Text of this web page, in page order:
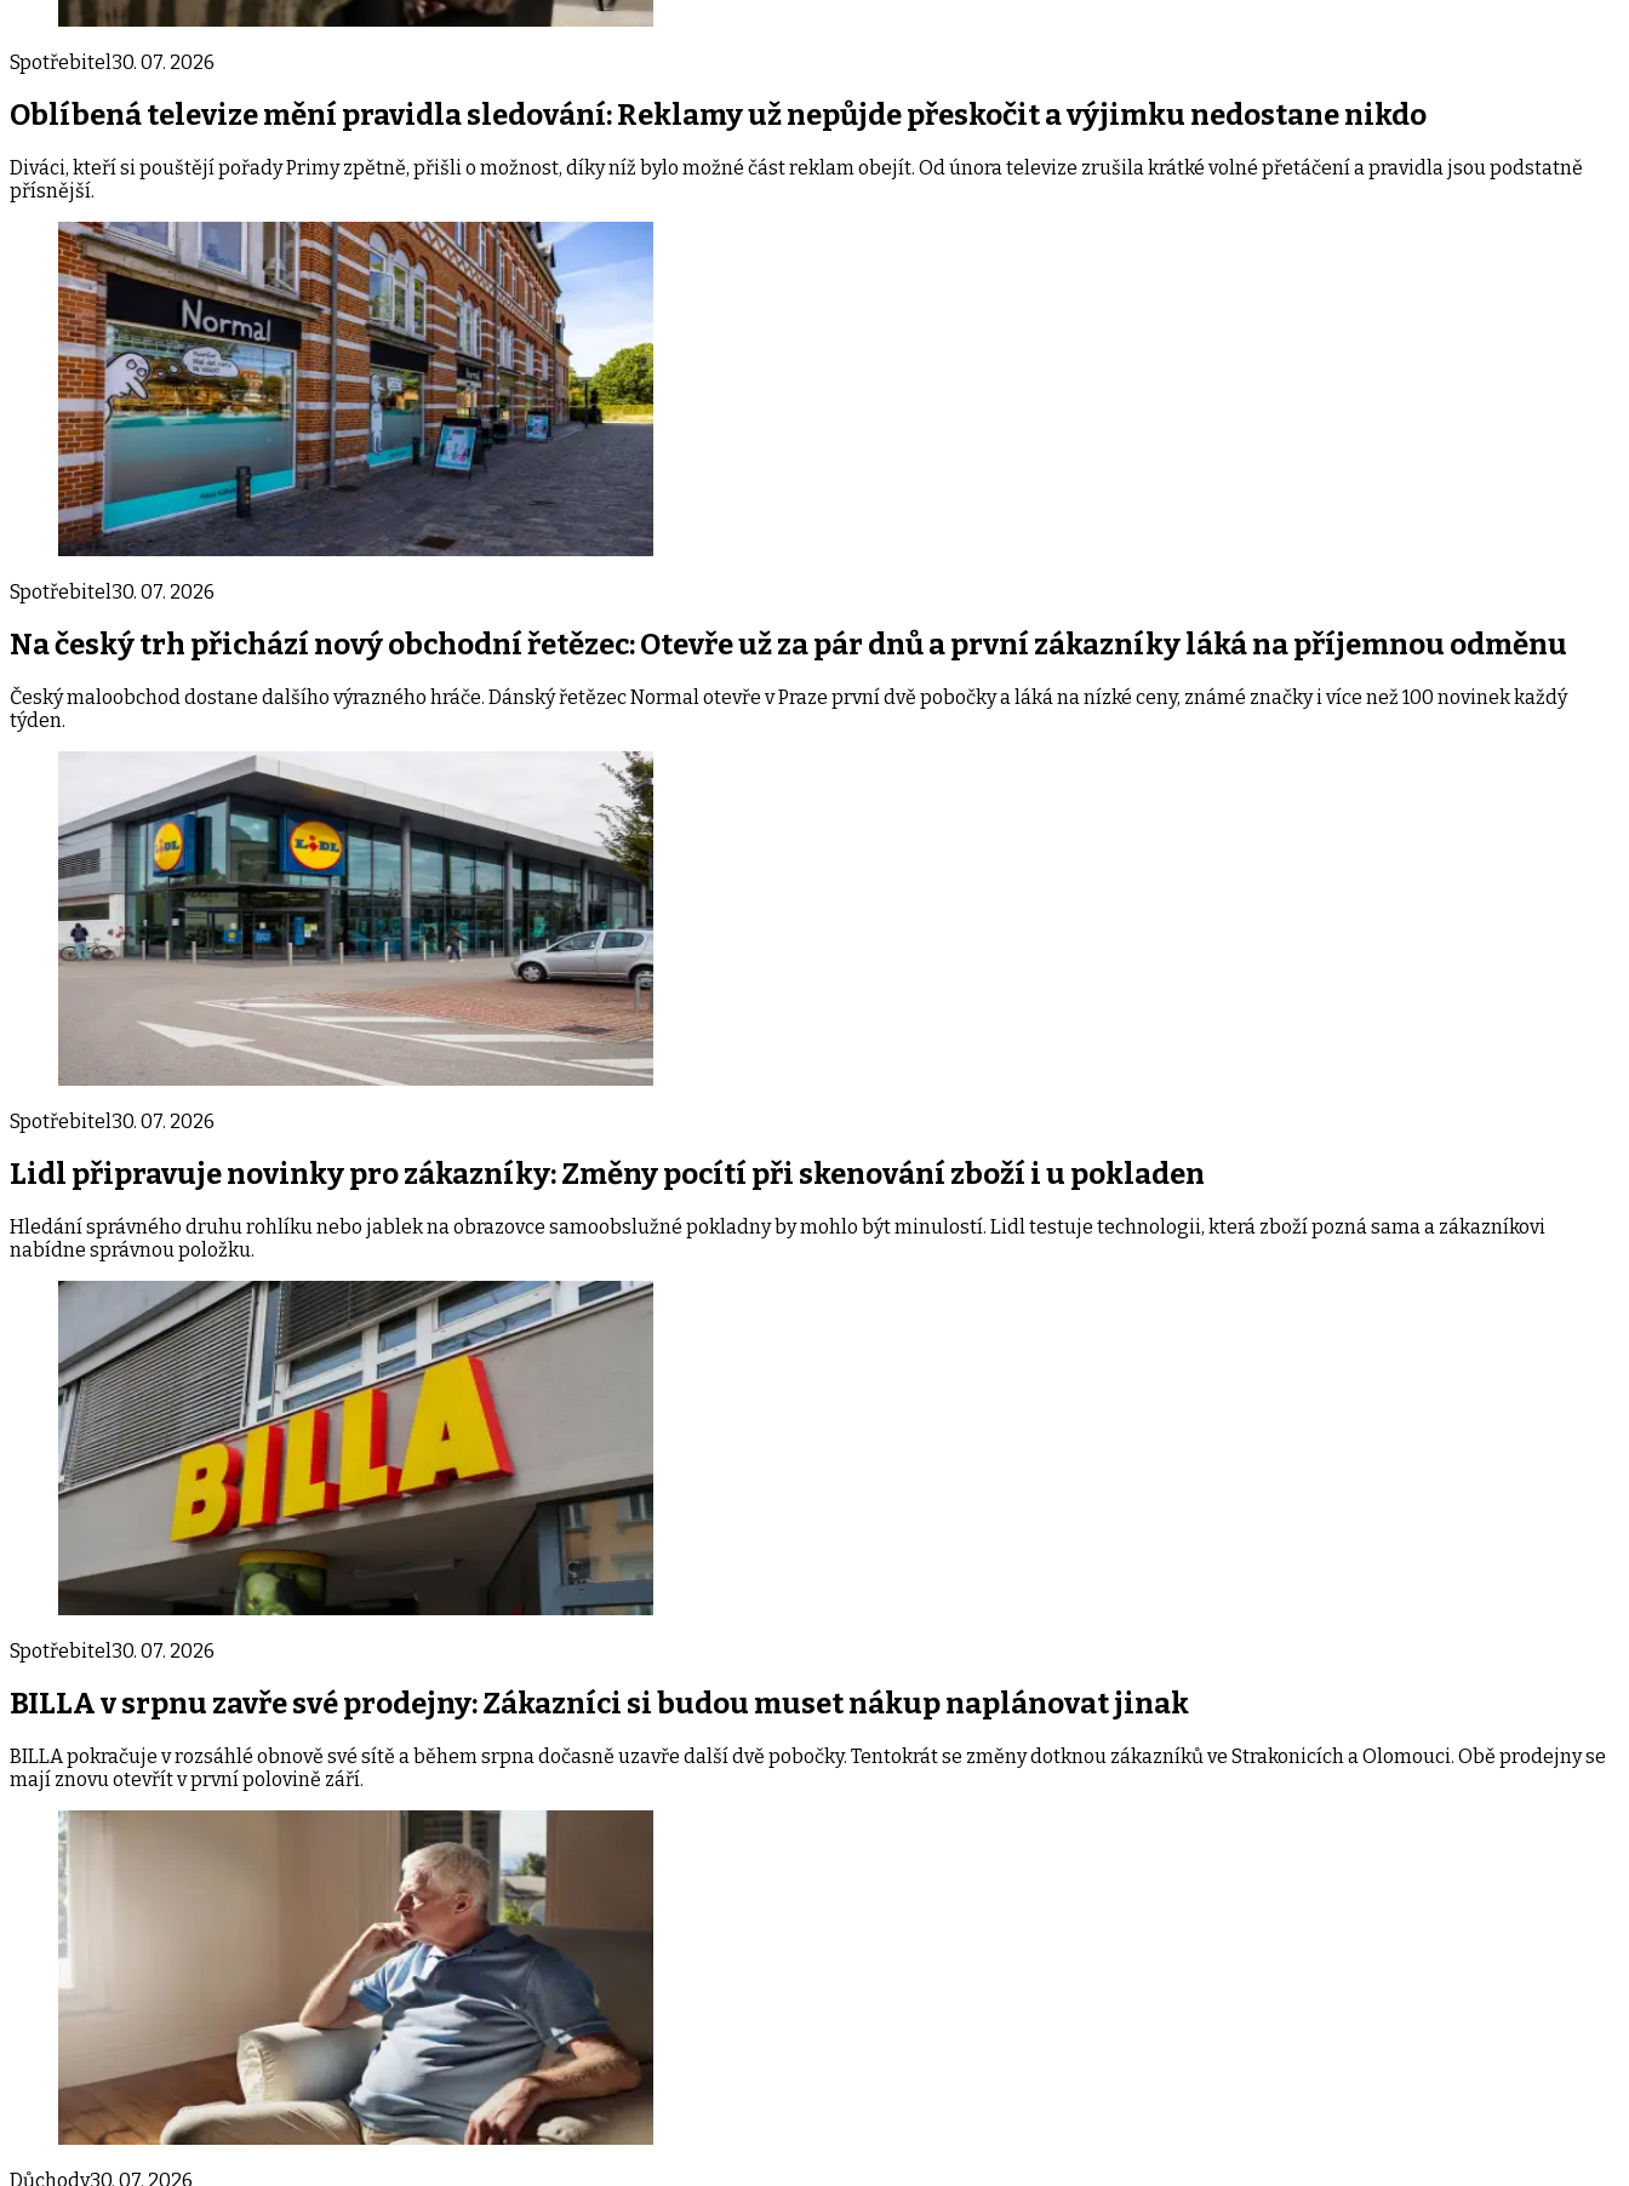
Spotřebitel30. 07. 2026
Oblíbená televize mění pravidla sledování: Reklamy už nepůjde přeskočit a výjimku nedostane nikdo
Diváci, kteří si pouštějí pořady Primy zpětně, přišli o možnost, díky níž bylo možné část reklam obejít. Od února televize zrušila krátké volné přetáčení a pravidla jsou podstatně
přísnější.
Spotřebitel30. 07. 2026
Na český trh přichází nový obchodní řetězec: Otevře už za pár dnů a první zákazníky láká na příjemnou odměnu
Český maloobchod dostane dalšího výrazného hráče. Dánský řetězec Normal otevře v Praze první dvě pobočky a láká na nízké ceny, známé značky i více než 100 novinek každý
týden.
Spotřebitel30. 07. 2026
Lidl připravuje novinky pro zákazníky: Změny pocítí při skenování zboží i u pokladen
Hledání správného druhu rohlíku nebo jablek na obrazovce samoobslužné pokladny by mohlo být minulostí. Lidl testuje technologii, která zboží pozná sama a zákazníkovi
nabídne správnou položku.
Spotřebitel 30. 07. 2026
BILLA v srpnu zavře své prodejny: Zákazníci si budou muset nákup naplánovat jinak
BILLA pokračuje v rozsáhlé obnově své sítě a během srpna dočasně uzavře další dvě pobočky. Tentokrát se změny dotknou zákazníků ve Strakonicích a Olomouci. Obě prodejny se
mají znovu otevřít v první polovině září.
Důchody30. 07. 2026